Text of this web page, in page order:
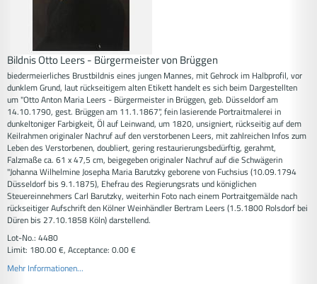
Bildnis Otto Leers - Bürgermeister von Brüggen
biedermeierliches Brustbildnis eines jungen Mannes, mit Gehrock im Halbprofil, vor
dunklem Grund, laut rückseitigem alten Etikett handelt es sich beim Dargestellten
um "Otto Anton Maria Leers - Bürgermeister in Brüggen, geb. Düsseldorf am
14.10.1790, gest. Brüggen am 11.1.1867", fein lasierende Portraitmalerei in
dunkeltoniger Farbigkeit, Öl auf Leinwand, um 1820, unsigniert, rückseitig auf dem
Keilrahmen originaler Nachruf auf den verstorbenen Leers, mit zahlreichen Infos zum
Leben des Verstorbenen, doubliert, gering restaurierungsbedürftig, gerahmt,
Falzmaße ca. 61 x 47,5 cm, beigegeben originaler Nachruf auf die Schwägerin
"Johanna Wilhelmine Josepha Maria Barutzky geborene von Fuchsius (10.09.1794
Düsseldorf bis 9.1.1875), Ehefrau des Regierungsrats und königlichen
Steuereinnehmers Carl Barutzky, weiterhin Foto nach einem Portraitgemälde nach
rückseitiger Aufschrift den Kölner Weinhändler Bertram Leers (1.5.1800 Rolsdorf bei
Düren bis 27.10.1858 Köln) darstellend.
Lot-No.: 4480
Limit: 180.00 €, Acceptance: 0.00 €
Mehr Informationen...